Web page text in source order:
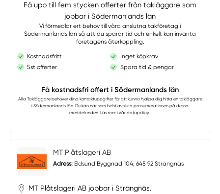
Få upp till fem stycken offerter från takläggare som
jobbar i Södermanlands län
Vi förmedlar ert behov till våra anslutna takföretag i
Södermanlands län så att du sparar tid och enkelt kan invänta
företagens återkoppling.
Kostnadsfritt
Inget köpkrav
5st offerter
Spara tid & pengar
Få kostnadsfri offert i Södermanlands län
Alla Takläggarebehöver dina kontaktuppgifter för att kunna hjälpa dig hitta en takläggare
i Södermanlands län. Du kan när som helst avsluta prenumerationen på dessa
meddelanden. Läs mer i vår datapolicy..
MT Plåtslageri AB
Adress: Eldsund Byggnad 104, 645 92 Strängnäs
MT Plåtslageri AB jobbar i Strängnäs.